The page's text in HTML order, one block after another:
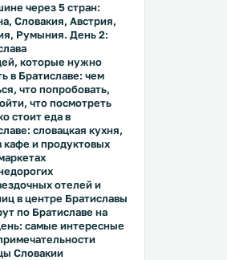
через 5 стран:
Словакия, Австрия,
Румыния. День 2:
которые нужно
в Братиславе: чем
что попробовать,
что посмотреть
стоит еда в
словацкая кухня,
кафе и продуктовых
отелей и
в центре Братиславы
по Братиславе на
самые интересные
Словакии